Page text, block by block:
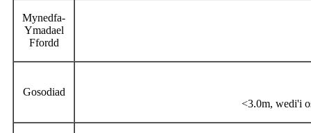
Mynedfa-
Ymadael
Ffordd
Gosodiad
<3.0m, wedi'i